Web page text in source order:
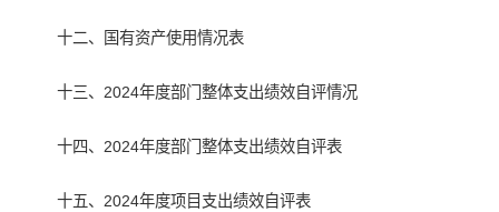
十二、国有资产使用情况表
十三、2024年度部门整体支出绩效自评情况
十四、2024年度部门整体支出绩效自评表
十五、2024年度项目支出绩效自评表